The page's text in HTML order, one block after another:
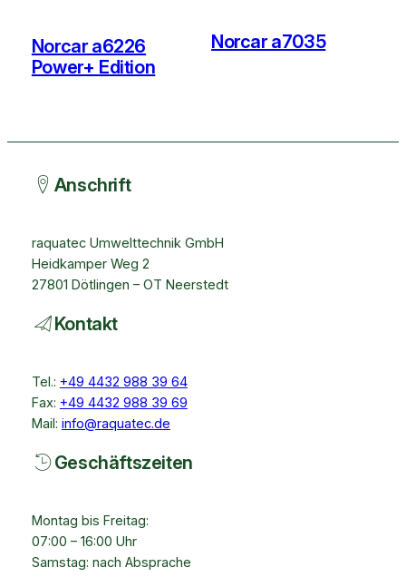
Norcar a6226
Power+ Edition
Norcar a7035
Anschrift
raquatec Umwelttechnik GmbH
Heidkamper Weg 2
27801 Dötlingen – OT Neerstedt
Kontakt
Tel.: +49 4432 988 39 64
Fax: +49 4432 988 39 69
Mail: info@raquatec.de
Geschäftszeiten
Montag bis Freitag:
07:00 – 16:00 Uhr
Samstag: nach Absprache